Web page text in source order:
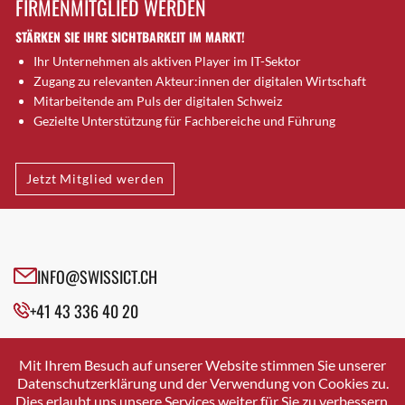
Brütten
Bubendorf
Bubikon
Buchs (SG)
Burgdorf
Bülach
Cazis
Cham
Davos Platz
Davos Platz 1
Dietikon
Dietlikon
FIRMENMITGLIED WERDEN
STÄRKEN SIE IHRE SICHTBARKEIT IM MARKT!
Ihr Unternehmen als aktiven Player im IT-Sektor
Zugang zu relevanten Akteur:innen der digitalen Wirtschaft
Mitarbeitende am Puls der digitalen Schweiz
Gezielte Unterstützung für Fachbereiche und Führung
Jetzt Mitglied werden
INFO@SWISSICT.CH
+41 43 336 40 20
SWISSICT
VULKANSTRASSE 120
8048 ZURICH
Mit Ihrem Besuch auf unserer Website stimmen Sie unserer
Datenschutzerklärung und der Verwendung von Cookies zu.
Dies erlaubt uns unsere Services weiter für Sie zu verbessern.